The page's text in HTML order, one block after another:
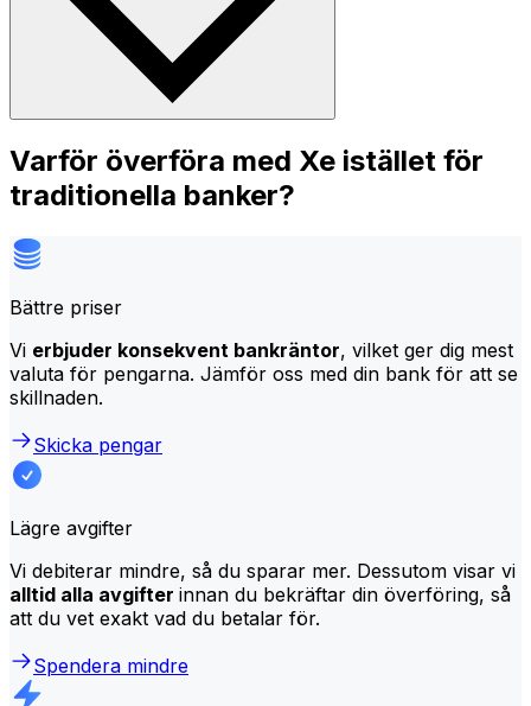
Varför överföra med Xe istället för
traditionella banker?
Bättre priser
Vi erbjuder konsekvent bankräntor, vilket ger dig mest
valuta för pengarna. Jämför oss med din bank för att se
skillnaden.
Skicka pengar
Lägre avgifter
Vi debiterar mindre, så du sparar mer. Dessutom visar vi
alltid alla avgifter innan du bekräftar din överföring, så
att du vet exakt vad du betalar för.
Spendera mindre